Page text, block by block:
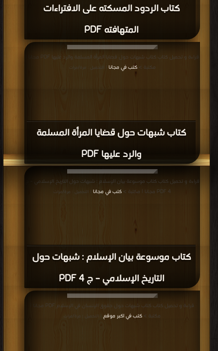
كتاب الردود المسكته على الافتراءات
المتهافته PDF
كتاب شبهات حول قضايا المرأة المسلمة
والرد عليها PDF
قراءة و تحميل كتاب كتاب شبهات حول قضايا المرأة المسلمة والرد عليها PDF مجانا |
مكتبة >كتب في مجانا | التحميل : مرة/مرات
كتاب موسوعة بيان الإسلام : شبهات حول
التاريخ الإسلامي – ج 4 PDF
قراءة و تحميل كتاب كتاب موسوعة بيان الإسلام : شبهات حول التاريخ الإسلامي – ج
4 PDF مجانا | مكتبة >
كتب في مجانا | التحميل : مرة/مرات
قراءة و تحميل كتاب كتاب شبهات حول حقوق الإنسان في الإسلام PDF مجانا |
مكتبة > كتب في اكبر موقع | التحميل : مرة/مرات